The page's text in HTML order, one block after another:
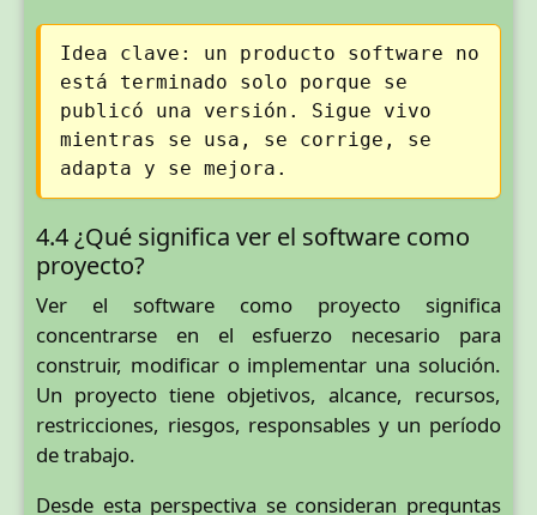
Idea clave: un producto software no
está terminado solo porque se
publicó una versión. Sigue vivo
mientras se usa, se corrige, se
adapta y se mejora.
4.4 ¿Qué significa ver el software como
proyecto?
Ver el software como proyecto significa
concentrarse en el esfuerzo necesario para
construir, modificar o implementar una solución.
Un proyecto tiene objetivos, alcance, recursos,
restricciones, riesgos, responsables y un período
de trabajo.
Desde esta perspectiva se consideran preguntas